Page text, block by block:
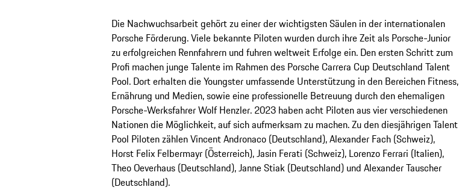
Die Nachwuchsarbeit gehört zu einer der wichtigsten Säulen in der internationalen
Porsche Förderung. Viele bekannte Piloten wurden durch ihre Zeit als Porsche-Junior
zu erfolgreichen Rennfahrern und fuhren weltweit Erfolge ein. Den ersten Schritt zum
Profi machen junge Talente im Rahmen des Porsche Carrera Cup Deutschland Talent
Pool. Dort erhalten die Youngster umfassende Unterstützung in den Bereichen Fitness,
Ernährung und Medien, sowie eine professionelle Betreuung durch den ehemaligen
Porsche-Werksfahrer Wolf Henzler. 2023 haben acht Piloten aus vier verschiedenen
Nationen die Möglichkeit, auf sich aufmerksam zu machen. Zu den diesjährigen Talent
Pool Piloten zählen Vincent Andronaco (Deutschland), Alexander Fach (Schweiz),
Horst Felix Felbermayr (Österreich), Jasin Ferati (Schweiz), Lorenzo Ferrari (Italien),
Theo Oeverhaus (Deutschland), Janne Stiak (Deutschland) und Alexander Tauscher
(Deutschland).